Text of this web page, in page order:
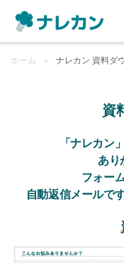
ご利用プラン
ご利用企業様の声
セキュリティ
よくある質問
ホーム ＞ ナレカン 資料ダ
資
「ナレカン
あり
フォー
自動返信メールで